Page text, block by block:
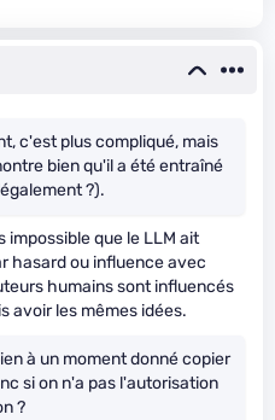
c'est plus compliqué, mais
bien qu'il a été entraîné
?).
impossible que le LLM ait
hasard ou influence avec
humains sont influencés
avoir les mêmes idées.
à un moment donné copier
si on n'a pas l'autorisation
?